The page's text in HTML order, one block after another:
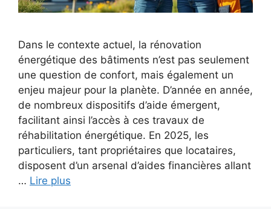
Dans le contexte actuel, la rénovation
énergétique des bâtiments n’est pas seulement
une question de confort, mais également un
enjeu majeur pour la planète. D’année en année,
de nombreux dispositifs d’aide émergent,
facilitant ainsi l’accès à ces travaux de
réhabilitation énergétique. En 2025, les
particuliers, tant propriétaires que locataires,
disposent d’un arsenal d’aides financières allant
… Lire plus